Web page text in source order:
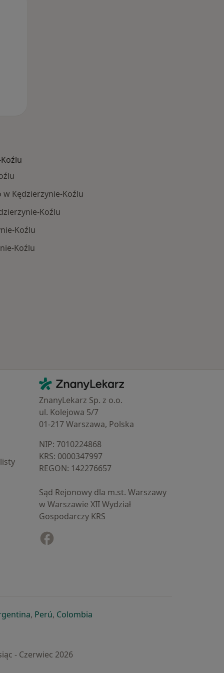
Kędzierzynie-Koźlu
Koźlu
Koźlu
Koźlu
Kontakt
ZnanyLekarz - Strona główna
ZnanyLekarz Sp. z o.o.
ul. Kolejowa 5/7
01-217 Warszawa, Polska
NIP: ⁠7010224868
KRS: ⁠0000347997
REGON: ⁠142276657
Sąd Rejonowy dla m.st. Warszawy
w Warszawie XII Wydział
Gospodarczy KRS
karcie
w nowej karcie
się w nowej karcie
otwiera się w nowej karcie
, Perúotwiera się w nowej karcie
, Colombiaotwiera się w nowej karcie
- Czerwiec 2026